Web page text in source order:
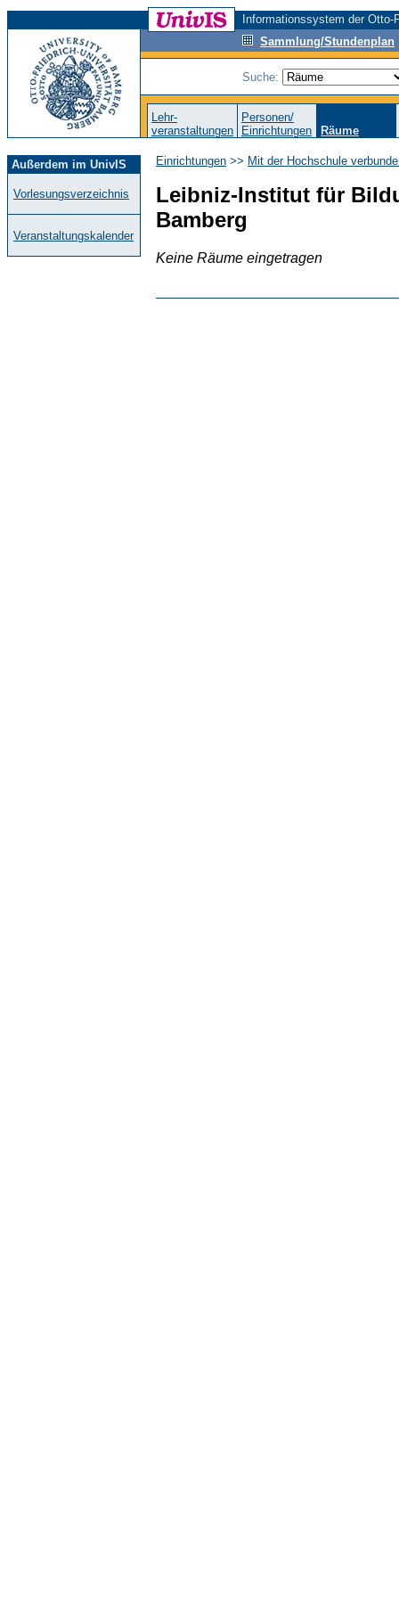
Informationssystem der
Sammlung/Stundenplan
Suche:
Lehr-
veranstaltungen
Personen/
Einrichtungen
Räume
Außerdem im UnivIS
Vorlesungsverzeichnis
Veranstaltungskalender
Einrichtungen >> Mit der Hochschule
Leibniz-Institut für
Bamberg
Keine Räume eingetragen